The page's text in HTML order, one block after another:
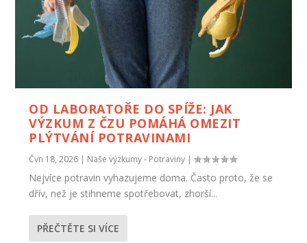
OD LABORATOŘE DO SPÍŽE: JAK
VÝZKUM Z ČZU POMÁHÁ OMEZIT
PLÝTVÁNÍ POTRAVINAMI
Čvn 18, 2026 | Naše výzkumy - Potraviny |
Nejvíce potravin vyhazujeme doma. Často proto, že se
dřív, než je stihneme spotřebovat, zhorší...
PŘEČTĚTE SI VÍCE